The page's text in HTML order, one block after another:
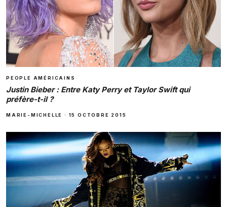
PEOPLE AMÉRICAINS
Justin Bieber : Entre Katy Perry et Taylor Swift qui
préfère-t-il ?
MARIE-MICHELLE · 15 OCTOBRE 2015